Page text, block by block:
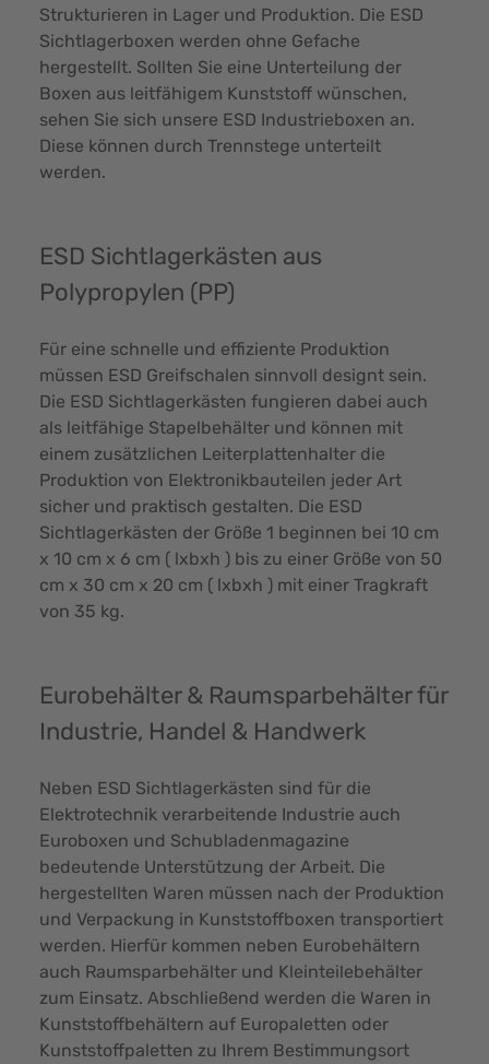
Strukturieren in Lager und Produktion. Die ESD
Sichtlagerboxen werden ohne Gefache
hergestellt. Sollten Sie eine Unterteilung der
Boxen aus leitfähigem Kunststoff wünschen,
sehen Sie sich unsere ESD Industrieboxen an.
Diese können durch Trennstege unterteilt
werden.
ESD Sichtlagerkästen aus
Polypropylen (PP)
Für eine schnelle und effiziente Produktion
müssen ESD Greifschalen sinnvoll designt sein.
Die ESD Sichtlagerkästen fungieren dabei auch
als leitfähige Stapelbehälter und können mit
einem zusätzlichen Leiterplattenhalter die
Produktion von Elektronikbauteilen jeder Art
sicher und praktisch gestalten. Die ESD
Sichtlagerkästen der Größe 1 beginnen bei 10 cm
x 10 cm x 6 cm ( lxbxh ) bis zu einer Größe von 50
cm x 30 cm x 20 cm ( lxbxh ) mit einer Tragkraft
von 35 kg.
Eurobehälter & Raumsparbehälter für
Industrie, Handel & Handwerk
Neben ESD Sichtlagerkästen sind für die
Elektrotechnik verarbeitende Industrie auch
Euroboxen und Schubladenmagazine
bedeutende Unterstützung der Arbeit. Die
hergestellten Waren müssen nach der Produktion
und Verpackung in Kunststoffboxen transportiert
werden. Hierfür kommen neben Eurobehältern
auch Raumsparbehälter und Kleinteilebehälter
zum Einsatz. Abschließend werden die Waren in
Kunststoffbehältern auf Europaletten oder
Kunststoffpaletten zu Ihrem Bestimmungsort